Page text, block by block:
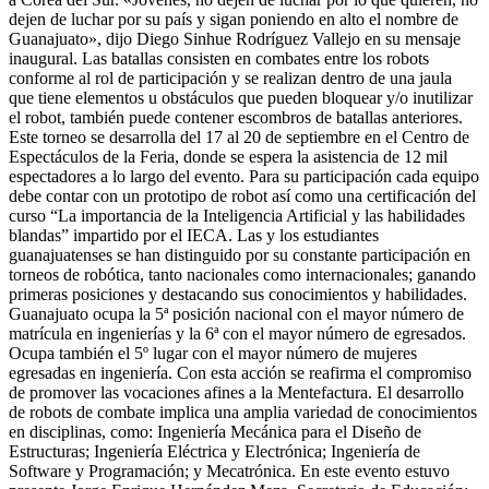
dejen de luchar por su país y sigan poniendo en alto el nombre de
Guanajuato», dijo Diego Sinhue Rodríguez Vallejo en su mensaje
inaugural. Las batallas consisten en combates entre los robots
conforme al rol de participación y se realizan dentro de una jaula
que tiene elementos u obstáculos que pueden bloquear y/o inutilizar
el robot, también puede contener escombros de batallas anteriores.
Este torneo se desarrolla del 17 al 20 de septiembre en el Centro de
Espectáculos de la Feria, donde se espera la asistencia de 12 mil
espectadores a lo largo del evento. Para su participación cada equipo
debe contar con un prototipo de robot así como una certificación del
curso “La importancia de la Inteligencia Artificial y las habilidades
blandas” impartido por el IECA. Las y los estudiantes
guanajuatenses se han distinguido por su constante participación en
torneos de robótica, tanto nacionales como internacionales; ganando
primeras posiciones y destacando sus conocimientos y habilidades.
Guanajuato ocupa la 5ª posición nacional con el mayor número de
matrícula en ingenierías y la 6ª con el mayor número de egresados.
Ocupa también el 5º lugar con el mayor número de mujeres
egresadas en ingeniería. Con esta acción se reafirma el compromiso
de promover las vocaciones afines a la Mentefactura. El desarrollo
de robots de combate implica una amplia variedad de conocimientos
en disciplinas, como: Ingeniería Mecánica para el Diseño de
Estructuras; Ingeniería Eléctrica y Electrónica; Ingeniería de
Software y Programación; y Mecatrónica. En este evento estuvo